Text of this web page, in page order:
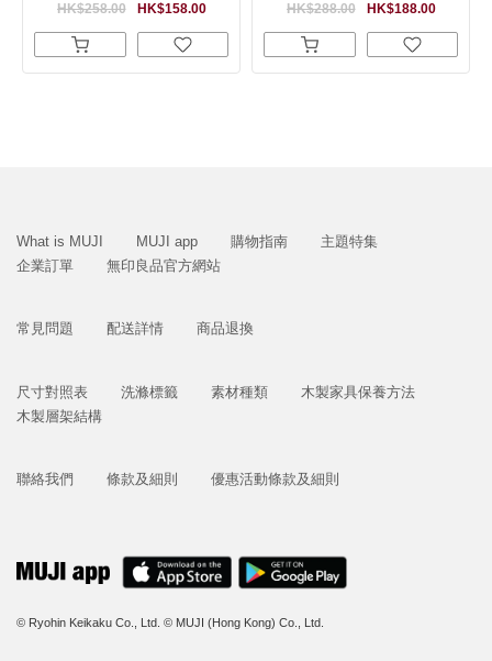
HK$158.00
HK$258.00 HK$188.00
HK$288.00
What is MUJI MUJI app 購物指南
主題特集
企業訂單
無印良品官方網站
常見問題 配送詳情 商品退換
尺寸對照表 洗滌標籤 素材種類
木製家具保養方法
木製層架結構
聯絡我們 條款及細則 優惠活動條款及細則
© Ryohin Keikaku Co., Ltd. © MUJI (Hong Kong) Co., Ltd.